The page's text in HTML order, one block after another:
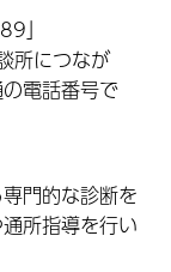
」
につなが
電話番号で
門的な診断を
所指導を行い